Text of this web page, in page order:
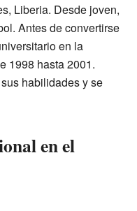
Liberia. Desde joven,
Antes de convertirse
en la
1998 hasta 2001.
habilidades y se
en el